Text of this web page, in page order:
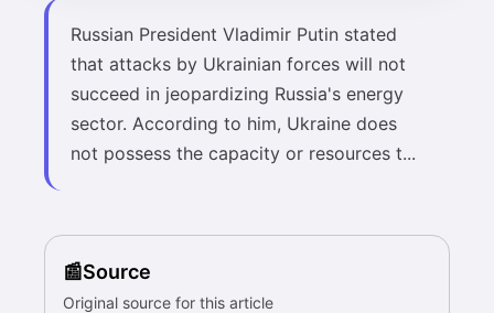
Russian President Vladimir Putin stated
that attacks by Ukrainian forces will not
succeed in jeopardizing Russia's energy
sector. According to him, Ukraine does
not possess the capacity or resources t...
Source
Original source for this article